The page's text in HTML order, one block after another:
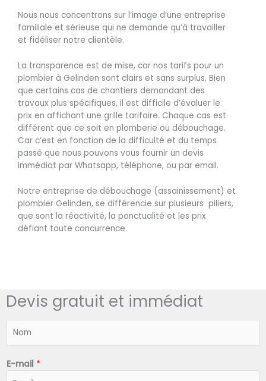
Nous nous concentrons sur l’image d’une entreprise
familiale et sérieuse qui ne demande qu’à travailler
et fidéliser notre clientèle.
La transparence est de mise, car nos tarifs pour un
plombier à Gelinden sont clairs et sans surplus. Bien
que certains cas de chantiers demandant des
travaux plus spécifiques, il est difficile d’évaluer le
prix en affichant une grille tarifaire. Chaque cas est
différent que ce soit en plomberie ou débouchage.
Car c’est en fonction de la difficulté et du temps
passé que nous pouvons vous fournir un devis
immédiat par Whatsapp, téléphone, ou par email.
Notre entreprise de débouchage (assainissement) et
plombier Gelinden, se différencie sur plusieurs piliers,
que sont la réactivité, la ponctualité et les prix
défiant toute concurrence.
Devis gratuit et immédiat
*
E-mail *